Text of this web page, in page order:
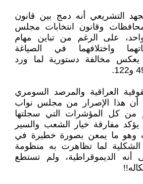
التشريعي أنه دمج بين قانون
وقانون انتخابات مجلس
على الرغم من تباين مهام
واختلافهما في الصياغة
يعكس مخالفة دستورية لما ورد
العراقية والمرصد السومري
أن هذا الإصرار من مجلس نواب
من كل المؤشرات التي سجلتها
يؤكد مفارقة خيار الشعب والسير
وهو ما يمعن بصورة خطيرة في
لما تظاهرت به منظومة
أنه الديموقراطية، ولم تستطع